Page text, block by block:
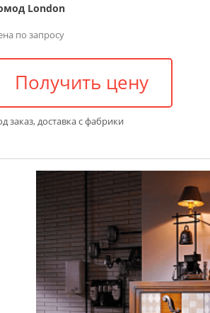
London
по запросу
Получить цену
заказ, доставка с фабрики